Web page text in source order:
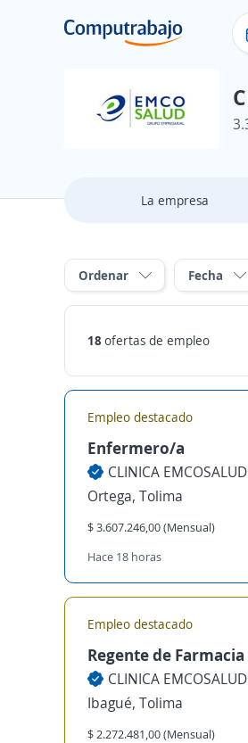
La empresa
Ordenar Fecha
18 ofertas de empleo
Empleo destacado
Enfermero/a
CLINICA
Ortega, Tolima
$ 3.607.246,00 (Mensual)
Hace 18 horas
Empleo destacado
Regente de
CLINICA
Ibagué, Tolima
$ 2.272.481,00 (Mensual)